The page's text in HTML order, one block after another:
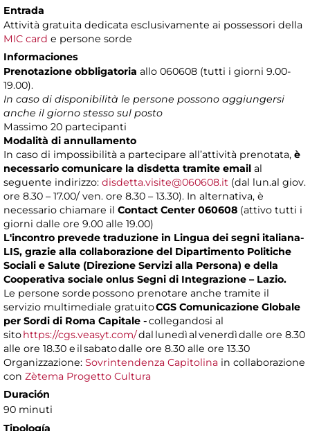
Entrada
Attività gratuita dedicata esclusivamente ai possessori della
MIC card e persone sorde
Informaciones
Prenotazione obbligatoria allo 060608 (tutti i giorni 9.00-
19.00).
In caso di disponibilità le persone possono aggiungersi
anche il giorno stesso sul posto
Massimo 20 partecipanti
Modalità di annullamento
In caso di impossibilità a partecipare all’attività prenotata, è
necessario comunicare la disdetta tramite email al
seguente indirizzo: disdetta.visite@060608.it (dal lun.al giov.
ore 8.30 – 17.00/ ven. ore 8.30 – 13.30). In alternativa, è
necessario chiamare il Contact Center 060608 (attivo tutti i
giorni dalle ore 9.00 alle 19.00)
L'incontro prevede traduzione in Lingua dei segni italiana-
LIS, grazie alla collaborazione del Dipartimento Politiche
Sociali e Salute (Direzione Servizi alla Persona) e della
Cooperativa sociale onlus Segni di Integrazione – Lazio.
Le persone sorde possono prenotare anche tramite il
servizio multimediale gratuitoCGS Comunicazione Globale
per Sordi di Roma Capitale -collegandosi al
sitohttps://cgs.veasyt.com/dal lunedì al venerdì dalle ore 8.30
alle ore 18.30 e il sabato dalle ore 8.30 alle ore 13.30
Organizzazione: Sovrintendenza Capitolina in collaborazione
con Zètema Progetto Cultura
Duración
90 minuti
Tipología